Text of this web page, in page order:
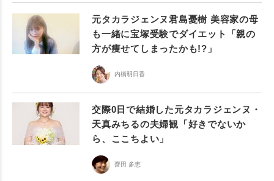
元タカラジェンヌ君島憂樹 美容家の母
も一緒に宝塚受験でダイエット「親の
方が痩せてしまったかも!?」
内橋明日香
交際0日で結婚した元タカラジェンヌ・
天真みちるの夫婦観「好きでないか
ら、ここちよい」
齋田 多恵